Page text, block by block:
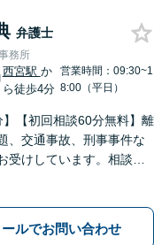
弁護士
務所
西宮駅 か
ら徒歩4分
営業時間：09:30~1
8:00（平日）
】【初回相談60分無料】離
、交通事故、刑事事件な
受けしています。相談者
ます。ぜひご相談くださ
夜間面談可】【WEB面談
ールでお問い合わせ